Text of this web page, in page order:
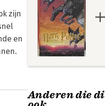
zijn
en
Anderen die